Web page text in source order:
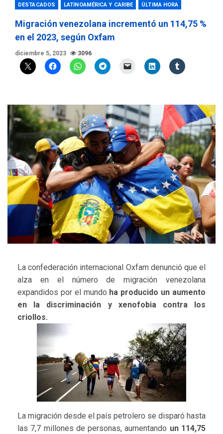
DESTACADOS LATINOAMÉRICA Y CARIBE ÚLTIMA HORA
Migración venezolana incrementó un 114,75 %
en el 2023, según Oxfam
diciembre 5, 2023 3096
La confederación internacional Oxfam denunció que el
alza en el número de migración venezolana
expandidos por el mundo ha producido un aumento
en la discriminación y xenofobia contra los
criollos.
La migración desde el país petrolero se disparó hasta
las 7,7 millones de personas, aumentando un 114,75